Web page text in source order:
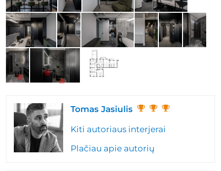
Tomas Jasiulis
Kiti autoriaus interjerai
Plačiau apie autorių